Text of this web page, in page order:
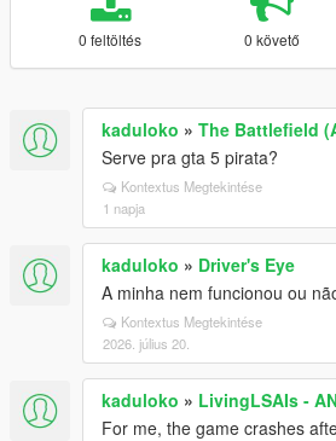
0 feltöltés 0 követő
kaduloko » The Battlefield
Serve pra gta 5 pirata?
Kontextus Megtekintése
1 napja
kaduloko » Driver's Eye
A minha nem funcionou ou
Kontextus Megtekintése
2026. július 20.
kaduloko » LivingLSAIs -
For me, the game crashes